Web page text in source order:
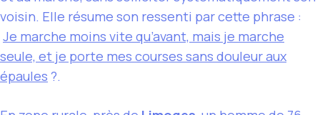
voisin. Elle résume son ressenti par cette phrase :
Je marche moins vite qu’avant, mais je marche
seule, et je porte mes courses sans douleur aux
épaules ?.